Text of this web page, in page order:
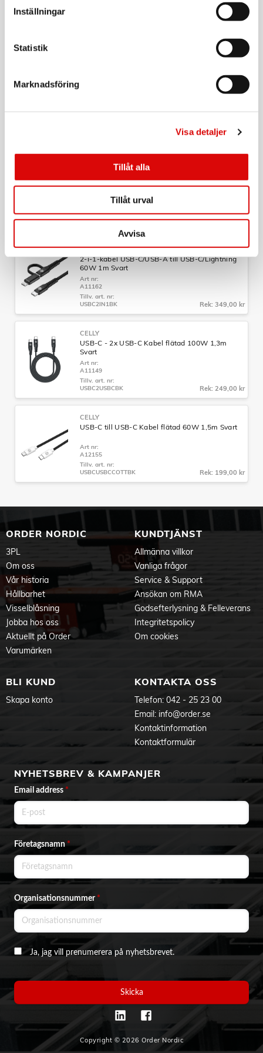
Inställningar
Statistik
Marknadsföring
Visa detaljer
Tillåt alla
Tillåt urval
Avvisa
Rek: 229,00 kr
Art nr:
Rek: 199,00 kr
USBCUSBCPD3MBK
Tillv. art. nr:
USBCUSBCPD3MBK
Rek: 199,00 kr
CELLY
2-i-1-kabel USB-C/USB-A till USB-C/Lightning
60W 1m Svart
Art nr:
A11162
Tillv. art. nr:
USBC2IN1BK
Rek: 349,00 kr
CELLY
USB-C - 2x USB-C Kabel flätad 100W 1,3m
Svart
Art nr:
A11149
Tillv. art. nr:
USBC2USBCBK
Rek: 249,00 kr
CELLY
USB-C till USB-C Kabel flätad 60W 1,5m Svart
Art nr:
A12155
Tillv. art. nr:
USBCUSBCCOTTBK
Rek: 199,00 kr
ORDER NORDIC
3PL
Om oss
Vår historia
Hållbarhet
Visselblåsning
Jobba hos oss
Aktuellt på Order
Varumärken
KUNDTJÄNST
Allmänna villkor
Vanliga frågor
Service & Support
Ansökan om RMA
Godsefterlysning & Felleverans
Integritetspolicy
Om cookies
BLI KUND
Skapa konto
KONTAKTA OSS
Telefon: 042 - 25 23 00
Email: info@order.se
Kontaktinformation
Kontaktformulär
NYHETSBREV & KAMPANJER
Email address *
Företagsnamn*
Organisationsnummer *
Ja, jag vill prenumerera på nyhetsbrevet.
Skicka
Copyright © 2026 Order Nordic